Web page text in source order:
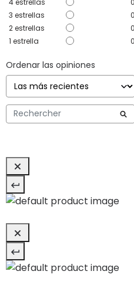
3 estrellas
0
2estrellas
0
1 estrella 0
Ordenar las opiniones